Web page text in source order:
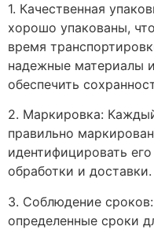
1. Качественная
хорошо упакованы,
время
надежные материалы
обеспечить
2. Маркировка:
правильно
идентифицировать
обработки и доставки.
3. Соблюдение
определенные сроки